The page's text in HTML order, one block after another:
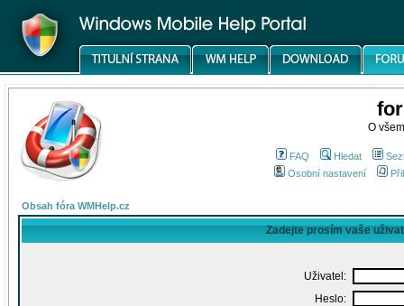
O
FAQ Hledat
Osobní nastavení
Obsah fóra WMHelp.cz
Zadejte prosím vaše
Uživatel:
Heslo: